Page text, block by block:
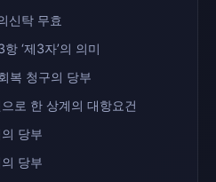
신탁 무효
‘제3자’의 의미
복 청구의 당부
로 한 상계의 대항요건
당부
당부